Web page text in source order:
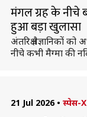
मंगल ग्रह के नीचे
हुआ बड़ा खुलासा
अंतरिक्ष वैज्ञानिकों
नीचे कभी मैग्मा की
21 Jul 2026 • स्पेस-X